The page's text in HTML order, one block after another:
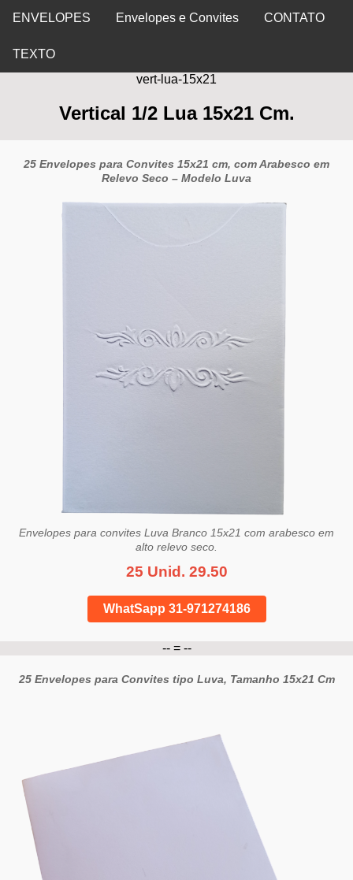
ENVELOPES Envelopes e Convites CONTATO
TEXTO
vert-lua-15x21
Vertical 1/2 Lua 15x21 Cm.
25 Envelopes para Convites 15x21 cm, com Arabesco em
Relevo Seco – Modelo Luva
Envelopes para convites Luva Branco 15x21 com arabesco em
alto relevo seco.
25 Unid. 29.50
WhatSapp 31-971274186
-- = --
25 Envelopes para Convites tipo Luva, Tamanho 15x21 Cm